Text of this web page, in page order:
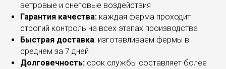
ветровые и снеговые воздействия
Гарантия качества: каждая ферма проходит
строгий контроль на всех этапах производства
Быстрая доставка: изготавливаем фермы в
среднем за 7 дней
Долговечность: срок службы составляет более